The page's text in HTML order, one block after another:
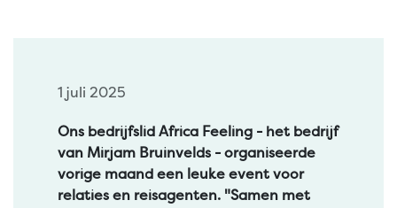
1 juli 2025
Ons bedrijfslid Africa Feeling - het bedrijf
van Mirjam Bruinvelds - organiseerde
vorige maand een leuke event voor
relaties en reisagenten. "Samen met